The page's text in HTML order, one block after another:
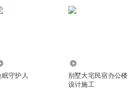
眠守护人
别墅大宅民宿办公楼
设计施工